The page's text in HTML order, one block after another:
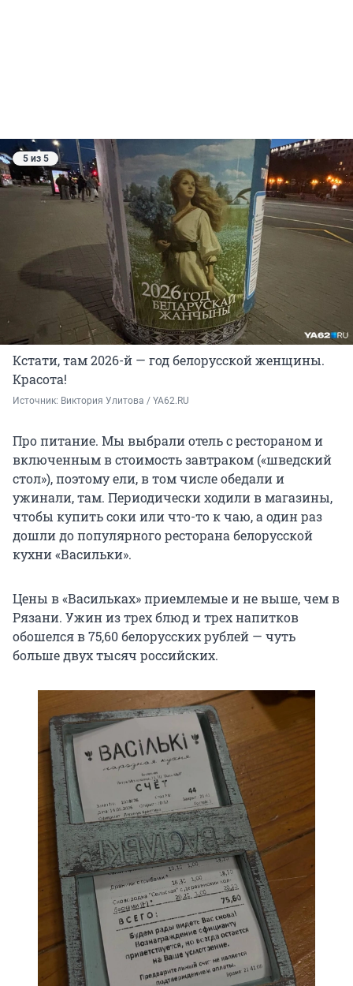
5 из 5
Кстати, там 2026-й — год белорусской женщины.
Красота!
Источник: Виктория Улитова / YA62.RU
Про питание. Мы выбрали отель с рестораном и
включенным в стоимость завтраком («шведский
стол»), поэтому ели, в том числе обедали и
ужинали, там. Периодически ходили в магазины,
чтобы купить соки или что-то к чаю, а один раз
дошли до популярного ресторана белорусской
кухни «Васильки».
Цены в «Васильках» приемлемые и не выше, чем в
Рязани. Ужин из трех блюд и трех напитков
обошелся в 75,60 белорусских рублей — чуть
больше двух тысяч российских.